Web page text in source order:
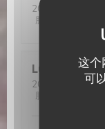
这个
可
2026-05-26
服务
Lucrece
C
2026-05-28
-
服务